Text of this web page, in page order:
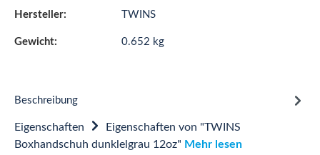
Hersteller: TWINS
Gewicht: 0.652 kg
Beschreibung
Eigenschaften
Eigenschaften von "TWINS
Boxhandschuh dunklelgrau 12oz" Mehr lesen